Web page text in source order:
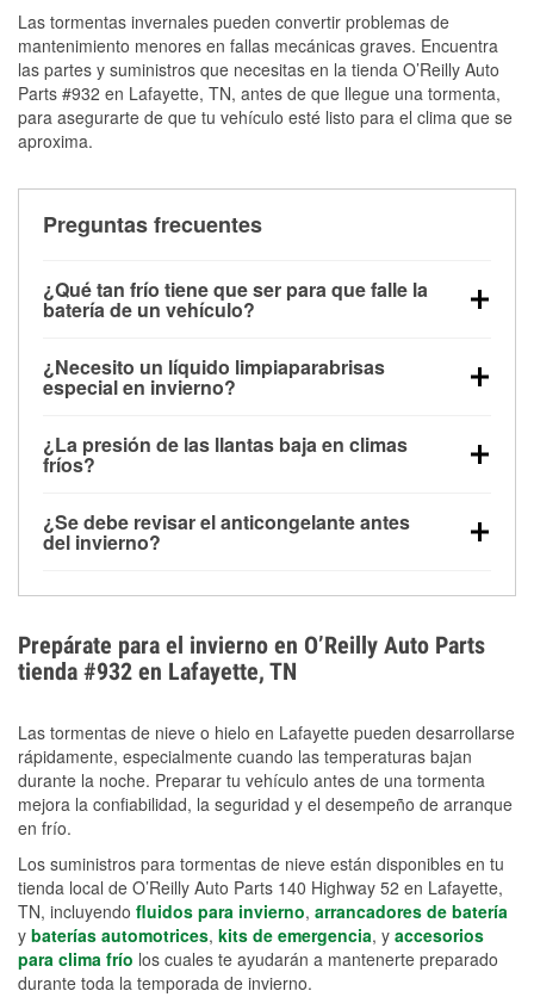
Las tormentas invernales pueden convertir problemas de
mantenimiento menores en fallas mecánicas graves. Encuentra
las partes y suministros que necesitas en la tienda O’Reilly Auto
Parts #932 en Lafayette, TN, antes de que llegue una tormenta,
para asegurarte de que tu vehículo esté listo para el clima que se
aproxima.
Preguntas frecuentes
¿Qué tan frío tiene que ser para que falle la
batería de un vehículo?
debajo de los 32 °F y puede perder hasta la mitad de
su potencia de arranque cerca de los 0 °F, lo que
arranque.
¿Necesito un líquido limpiaparabrisas
especial en invierno?
la congelación y ayuda a disolver la sal y la nieve
derretida en la carretera para mejorar la visibilidad.
¿La presión de las llantas baja en climas
fríos?
alrededor de 1 PSI por cada 10 °F que baja la
temperatura. Puedes obtener más información sobre
¿Se debe revisar el anticongelante antes
del invierno?
el sobrecalentamiento en condiciones de frío
extremo. Aprende cómo comprobar la protección
anticongelante en nuestra sección How-To.
Prepárate para el invierno en O’Reilly Auto Parts
tienda #932 en Lafayette, TN
Las tormentas de nieve o hielo en Lafayette pueden desarrollarse
rápidamente, especialmente cuando las temperaturas bajan
durante la noche. Preparar tu vehículo antes de una tormenta
mejora la confiabilidad, la seguridad y el desempeño de arranque
en frío.
Los suministros para tormentas de nieve están disponibles en tu
tienda local de O’Reilly Auto Parts 140 Highway 52 en Lafayette,
TN, incluyendo fluidos para invierno, arrancadores de batería
y baterías automotrices, kits de emergencia, y accesorios
para clima frío los cuales te ayudarán a mantenerte preparado
durante toda la temporada de invierno.